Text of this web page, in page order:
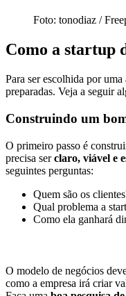
Foto: tonodiaz /
Como a startup
Para ser escolhida por uma
preparadas. Veja a seguir
Construindo um
O primeiro passo é
precisa serclaro, viável e
seguintes perguntas:
Quem são os
Qual problema a
Como ela ganhará
O modelo de negócios
como a empresa irá criar